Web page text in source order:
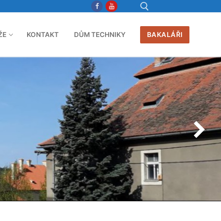
KONTAKT DŮM TECHNIKY BAKALÁŘI